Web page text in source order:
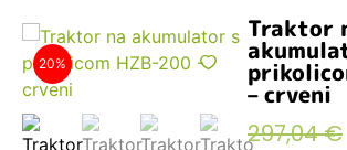
20%
Traktor
– crveni
297,04€